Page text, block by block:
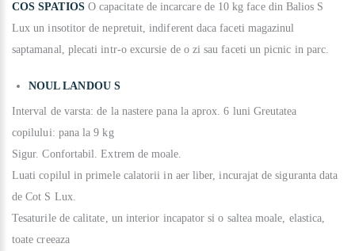
COS SPATIOS O capacitate de incarcare de 10 kg face din Balios S
Lux un insotitor de nepretuit, indiferent daca faceti magazinul
saptamanal, plecati intr-o excursie de o zi sau faceti un picnic in parc.
NOUL LANDOU S
Interval de varsta: de la nastere pana la aprox. 6 luni Greutatea
copilului: pana la 9 kg
Sigur. Confortabil. Extrem de moale.
Luati copilul in primele calatorii in aer liber, incurajat de siguranta data
de Cot S Lux.
Tesaturile de calitate, un interior incapator si o saltea moale, elastica,
toate creeaza